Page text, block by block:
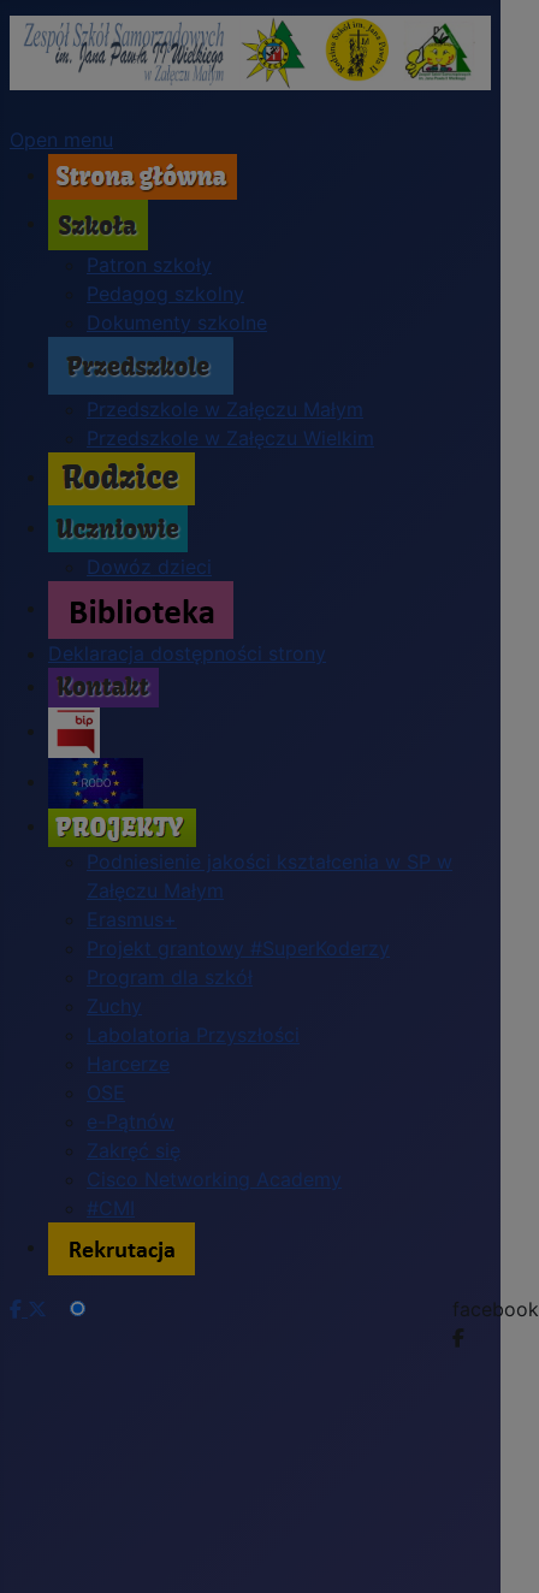
Open menu
Patron szkoły
Pedagog szkolny
Dokumenty szkolne
Przedszkole w Załęczu Małym
Przedszkole w Załęczu Wielkim
Dowóz dzieci
Deklaracja dostępności strony
Podniesienie jakości kształcenia w SP w
Załęczu Małym
Erasmus+
Projekt grantowy #SuperKoderzy
Program dla szkół
Zuchy
Labolatoria Przyszłości
Harcerze
OSE
e-Pątnów
Zakręć się
Cisco Networking Academy
#CMI
facebook